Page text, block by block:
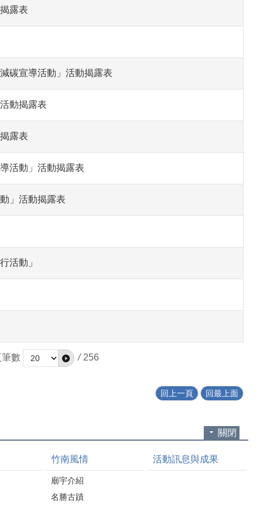
露表
碳宣導活動」活動揭露表
動揭露表
露表
活動」活動揭露表
」活動揭露表
活動」
數 / 256
回上一頁 回最上面
關閉
竹南風情
廟宇介紹
名勝古蹟
活動訊息與成果